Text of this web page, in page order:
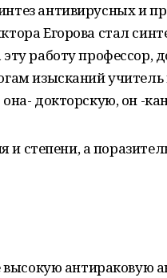
антивирусных и
Егорова стал
работу профессор,
изысканий учитель
докторскую, он -
и степени, а
антираковую